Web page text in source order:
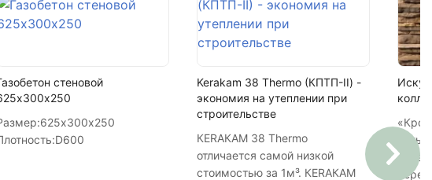
стеновой
625х300х250
D600
Kerakam 38 Thermo (КПТП-II) -
экономия на утеплении при
строительстве
КЕRАКАМ 38 Thermo
отличается самой низкой
стоимостью за 1м³. КЕRАКАМ